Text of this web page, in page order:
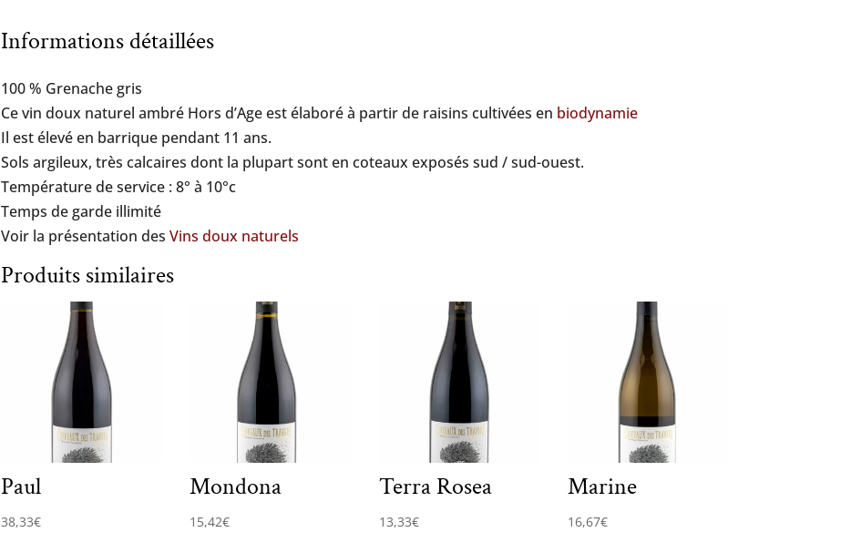
Informations détaillées
100 % Grenache gris
Ce vin doux naturel ambré Hors d’Age est élaboré à partir de raisins cultivées en biodynamie
Il est élevé en barrique pendant 11 ans.
Sols argileux, très calcaires dont la plupart sont en coteaux exposés sud / sud-ouest.
Température de service : 8° à 10°c
Temps de garde illimité
Voir la présentation desVins doux naturels
Produits similaires
Paul
38,33€
Mondona
15,42€
Terra Rosea
13,33€
Marine
16,67€